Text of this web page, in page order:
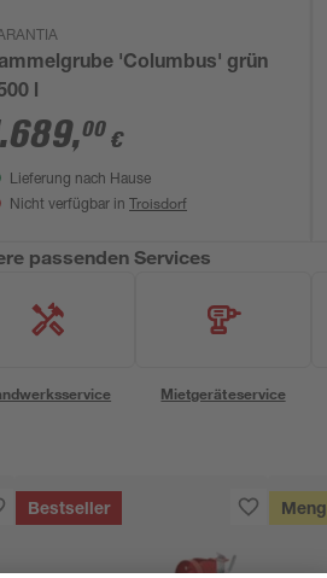
'Columbus' grün
l
,00 €
Lieferung nach Hause
Nicht verfügbar in Troisdorf
passenden Services
Mietgeräteservice
Bestseller